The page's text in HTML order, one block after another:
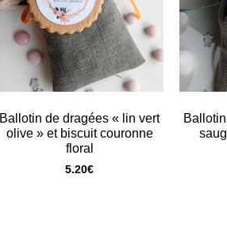
Ballotin de dragées « lin vert
olive » et biscuit couronne
floral
5.20€